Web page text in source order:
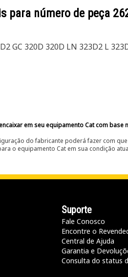
para número de peça
GC 320D 320D LN 323D2 L
em seu equipamento Cat com base
do fabricante poderá fazer com
o equipamento Cat em sua condição
Suporte
Fale Conosco
Encontre o
Central de Ajuda
Garantia e
Consulta do status